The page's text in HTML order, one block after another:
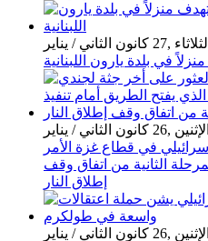
في بلدة يارون اللبنانية
في قطاع غزة الأمر
الثانية من اتفاق وقف
إطلاق النار